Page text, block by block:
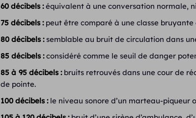
60 décibels :équivalent à une conversation normale,
75 décibels :peut être comparé à une classe
80 décibels :semblable au bruit de circulation dans
85 décibels :considéré comme le seuil de danger
85 à 95 décibels :bruits retrouvés dans une cour de
de pointe.
100 décibels :le niveau sonore d’un marteau-piqueur